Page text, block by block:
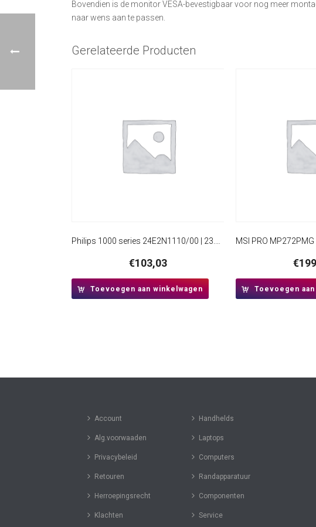
Bovendien is de monitor VESA-bevestigbaar voor nog meer
naar wens aan te passen.
Gerelateerde Producten
Philips 1000 series 24E2N1110/00 | 23.8″ 1920×1080 Full HD IPS | 120Hz | 4ms | Monitor
€103,03
Toevoegen aan winkelwagen
€
Toevoegen
Account
Alg.voorwaaden
Privacybeleid
Retouren
Herroepingsrecht
Klachten
Handhelds
Laptops
Computers
Randapparatuur
Componenten
Service